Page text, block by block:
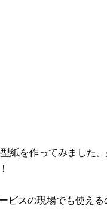
紙を作ってみました
ビスの現場でも使え